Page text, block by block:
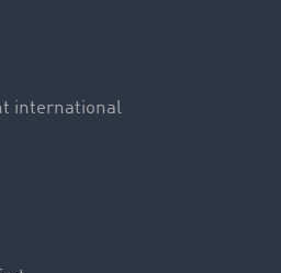
international